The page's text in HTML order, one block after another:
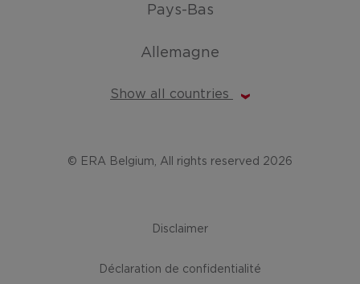
Pays-Bas
Allemagne
Show all countries
© ERA Belgium, All rights reserved 2026
Disclaimer
Déclaration de confidentialité